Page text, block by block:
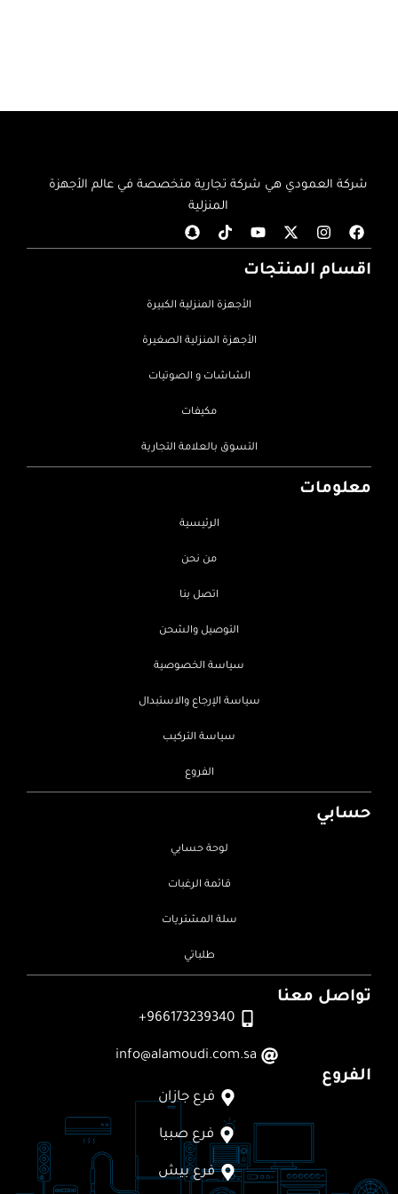
شركة العمودي هي شركة تجارية متخصصة في عالم الأجهزة
المنزلية
اقسام المنتجات
الأجهزة المنزلية الكبيرة
الأجهزة المنزلية الصغيرة
الشاشات و الصوتيات
مكيفات
التسوق بالعلامة التجارية
معلومات
الرئيسية
من نحن
اتصل بنا
التوصيل والشحن
سياسة الخصوصية
سياسة الإرجاع والاستبدال
سياسة التركيب
الفروع
حسابي
لوحة حسابي
قائمة الرغبات
سلة المشتريات
طلباتي
تواصل معنا
966173239340+
info@alamoudi.com.sa
الفروع
فرع جازان
فرع صبيا
فرع بيش